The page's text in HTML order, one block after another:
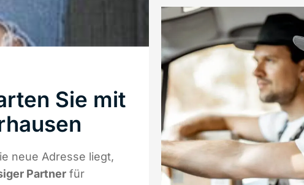
Sie mit
neue Adresse liegt,
Partner für